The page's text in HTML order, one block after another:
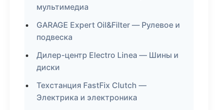
мультимедиа
GARAGE Expert Oil&Filter — Рулевое и
подвеска
Дилер-центр Electro Linea — Шины и
диски
Техстанция FastFix Clutch —
Электрика и электроника